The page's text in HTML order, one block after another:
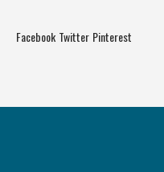
Facebook Twitter Pinterest